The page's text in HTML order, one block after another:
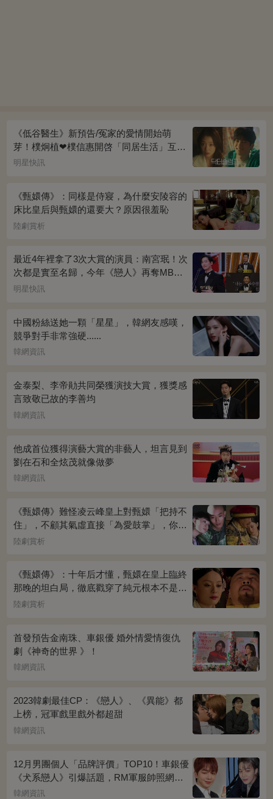
《低谷醫生》新預告/冤家的愛情開始萌
芽！樸炯植❤樸信惠開啓「同居生活」互相
共鳴、安慰~
明星快訊
《甄嬛傳》：同樣是侍寢，為什麼安陵容的
床比皇后與甄嬛的還要大？原因很羞恥
陸劇賞析
最近4年裡拿了3次大賞的演員：南宮珉！次
次都是實至名歸，今年《戀人》再奪MBC
演技大賞
明星快訊
中國粉絲送她一顆「星星」，韓網友感嘆，
競爭對手非常強硬......
韓網資訊
金泰梨、李帝勛共同榮獲演技大賞，獲獎感
言致敬已故的李善均
韓網資訊
他成首位獲得演藝大賞的非藝人，坦言見到
劉在石和全炫茂就像做夢
韓網資訊
《甄嬛傳》難怪凌云峰皇上對甄嬛「把持不
住」，不顧其氣虛直接「為愛鼓掌」，你看
桌上放的啥？簡直一目了然
陸劇賞析
《甄嬛傳》：十年后才懂，甄嬛在皇上臨終
那晚的坦白局，徹底戳穿了純元根本不是被
宜修害死的真相！
陸劇賞析
首發預告金南珠、車銀優 婚外情愛情復仇
劇《神奇的世界 》！
韓網資訊
2023韓劇最佳CP：《戀人》、《異能》都
上榜，冠軍戲里戲外都超甜
韓網資訊
12月男團個人「品牌評價」TOP10！車銀優
《犬系戀人》引爆話題，RM軍服帥照網瘋
傳
韓網資訊